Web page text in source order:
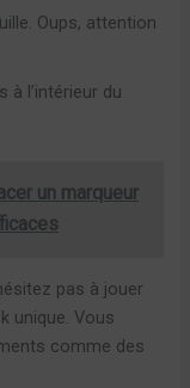
Oups, attention
à l’intérieur du
un marqueur
pas à jouer
unique. Vous
comme des